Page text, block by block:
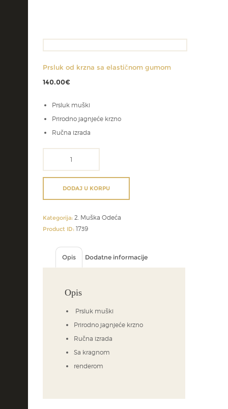
Prsluk od krzna sa elastičnom gumom
140.00€
Prsluk muški
Prirodno jagnjeće krzno
Ručna izrada
krzna
količina
DODAJ U KORPU
Kategorija: 2. Muška Odeća
Product ID: 1739
Opis Dodatne informacije
Opis
Prsluk muški
Prirodno jagnjeće krzno
Ručna izrada
Sa kragnom
renderom